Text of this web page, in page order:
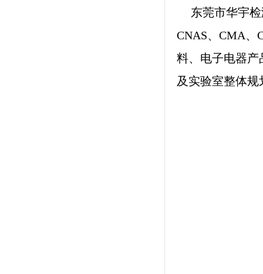
东莞市华宇
CNAS、 CMA、
料、电子电器产
及实验室整体